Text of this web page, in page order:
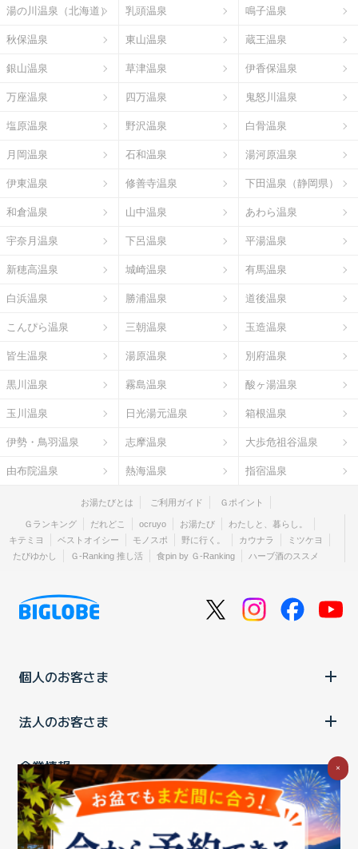
湯の川温泉（北海道） 乳頭温泉 鳴子温泉
秋保温泉 東山温泉 蔵王温泉
銀山温泉 草津温泉 伊香保温泉
万座温泉 四万温泉 鬼怒川温泉
塩原温泉 野沢温泉 白骨温泉
月岡温泉 石和温泉 湯河原温泉
伊東温泉 修善寺温泉 下田温泉（静岡県）
和倉温泉 山中温泉 あわら温泉
宇奈月温泉 下呂温泉 平湯温泉
新穂高温泉 城崎温泉 有馬温泉
白浜温泉 勝浦温泉 道後温泉
こんぴら温泉 三朝温泉 玉造温泉
皆生温泉 湯原温泉 別府温泉
黒川温泉 霧島温泉 酸ヶ湯温泉
玉川温泉 日光湯元温泉 箱根温泉
伊勢・鳥羽温泉 志摩温泉 大歩危祖谷温泉
由布院温泉 熱海温泉 指宿温泉
お湯たびとは ご利用ガイド Ｇポイント
Ｇランキング だれどこ ocruyo お湯たび
わたしと、暮らし。
キテミヨ
ベストオイシー モノスポ 野に行く。 カウナラ
ミツケヨ
たびゆかし
Ｇ-Ranking 推し活 食pin by Ｇ-Ranking ハーブ酒のススメ
個人のお客さま
法人のお客さま
企業情報
ご利用中の方
×